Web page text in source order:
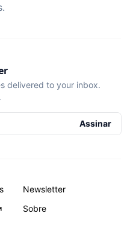
delivered to your inbox.
Assinar
Newsletter
Sobre